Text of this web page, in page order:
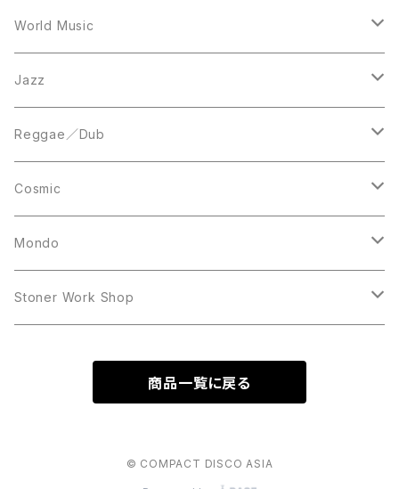
12inch
LP
Acetate Press
10inch
12inch
LP
World Music
12inch
LP
Jazz
LP
12inch
Reggae／Dub
LP
12inch
Cosmic
12inch
LP
Mondo
LP
Stoner Work Shop
商品一覧に戻る
© COMPACT DISCO ASIA